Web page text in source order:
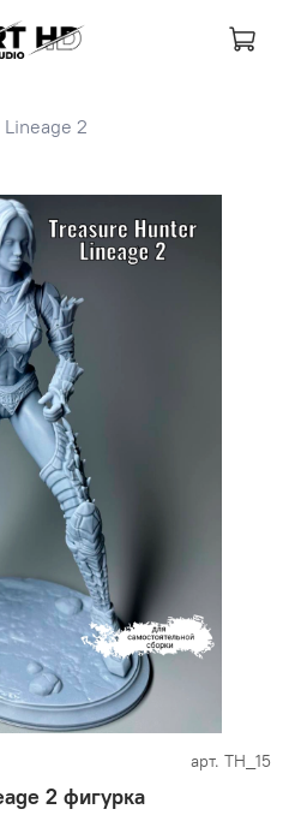
Lineage 2
арт. TH_15
2 фигурка